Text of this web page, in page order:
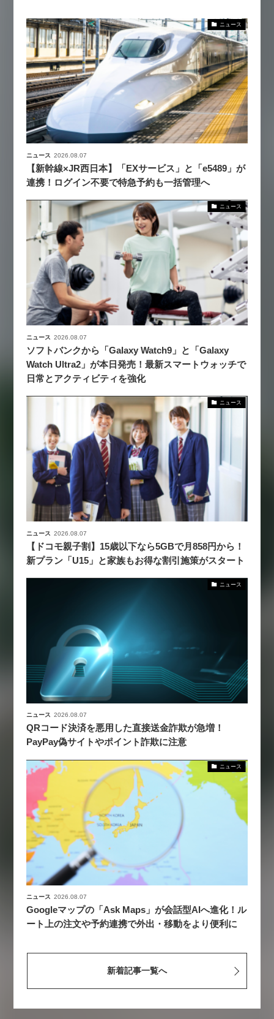
ニュース
ニュース 2026.08.07
【新幹線×JR西日本】「EXサービス」と「e5489」が
連携！ログイン不要で特急予約も一括管理へ
ニュース
ニュース 2026.08.07
ソフトバンクから「Galaxy Watch9」と「Galaxy
Watch Ultra2」が本日発売！最新スマートウォッチで
日常とアクティビティを強化
ニュース
ニュース 2026.08.07
【ドコモ親子割】15歳以下なら5GBで月858円から！
新プラン「U15」と家族もお得な割引施策がスタート
ニュース
ニュース 2026.08.07
QRコード決済を悪用した直接送金詐欺が急増！
PayPay偽サイトやポイント詐欺に注意
ニュース
ニュース 2026.08.07
Googleマップの「Ask Maps」が会話型AIへ進化！ル
ート上の注文や予約連携で外出・移動をより便利に
新着記事一覧へ